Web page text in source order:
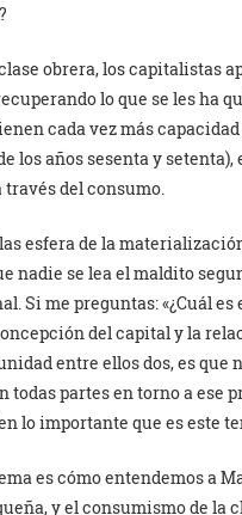
obrera, los capitalistas
lo que se les ha
cada vez más
los años sesenta y
del consumo.
esfera de la
nadie se lea el maldito
Si me preguntas: «¿Cuál es
del capital y la
entre ellos dos, es que
todas partes en torno a ese
lo importante que es este
es cómo entendemos a
y el consumismo de la